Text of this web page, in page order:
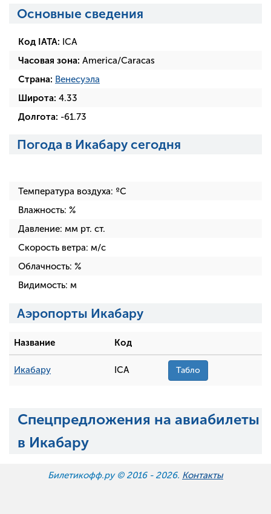
Основные сведения
Код IATA: ICA
Часовая зона: America/Caracas
Страна: Венесуэла
Широта: 4.33
Долгота: -61.73
Погода в Икабару сегодня
Температура воздуха: ºC
Влажность: %
Давление: мм рт. ст.
Скорость ветра: м/с
Облачность: %
Видимость: м
Аэропорты Икабару
Название Код
Икабару ICA Табло
Спецпредложения на авиабилеты
в Икабару
Билетикофф.ру © 2016 - 2026. Контакты